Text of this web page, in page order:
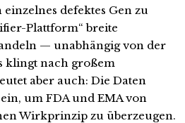
defektes Gen zu
Plattform“ breite
— unabhängig von der
klingt nach großem
aber auch: Die Daten
um FDA und EMA von
Wirkprinzip zu überzeugen.